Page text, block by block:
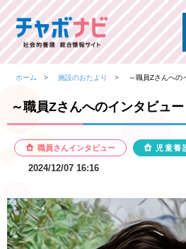
ホーム 施設のおたより ～職員Zさんへの
～職員Zさんへのインタビュ
職員さんインタビュー 児童養
2024/12/07 16:16